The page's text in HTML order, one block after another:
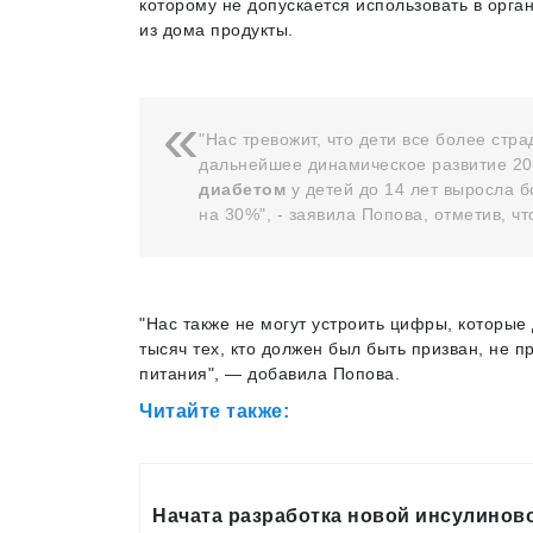
которому не допускается использовать в
из дома продукты.
"Нас тревожит, что дети все более
дальнейшее динамическое развитие
диабетом у детей до 14 лет выросла
на 30%", - заявила Попова, отметив,
"Нас также не могут устроить цифры,
тысяч тех, кто должен был быть призван, не
питания", — добавила Попова.
Читайте также:
Начата разработка новой